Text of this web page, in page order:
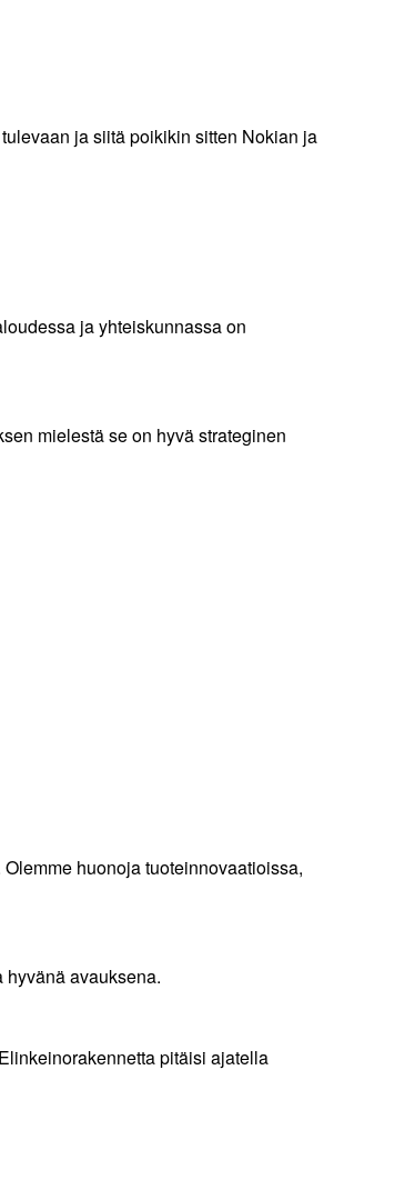
ja siitä poikikin sitten Nokian ja
ja yhteiskunnassa on
mielestä se on hyvä strateginen
huonoja tuoteinnovaatioissa,
avauksena.
pitäisi ajatella